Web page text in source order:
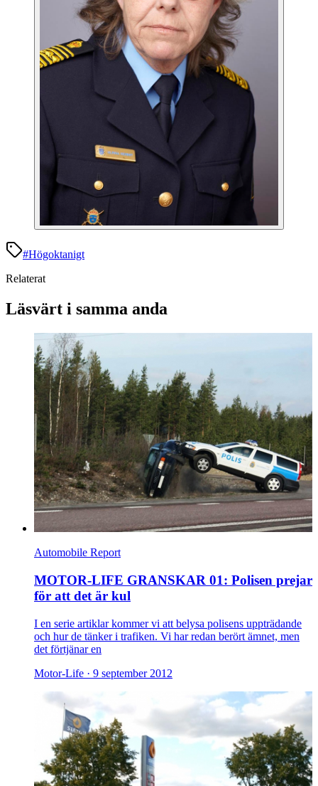
#Högoktanigt
Relaterat
Läsvärt i samma anda
Automobile Report
MOTOR-LIFE GRANSKAR 01: Polisen prejar
för att det är kul
I en serie artiklar kommer vi att belysa polisens uppträdande
och hur de tänker i trafiken. Vi har redan berört ämnet, men
det förtjänar en
Motor-Life · 9 september 2012